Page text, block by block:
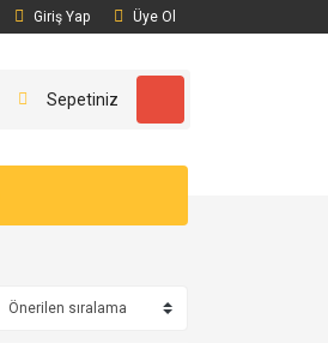
Giriş Yap Üye Ol
Sepetiniz